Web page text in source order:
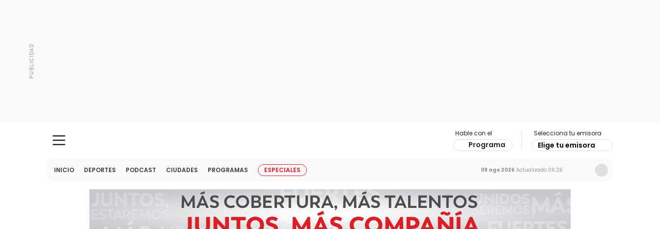
Hable con el
Programa
Selecciona tu emisora
Elige tu emisora
INICIO DEPORTES PODCAST CIUDADES PROGRAMAS ESPECIALES 09 ago 2026 Actualizado 06:26